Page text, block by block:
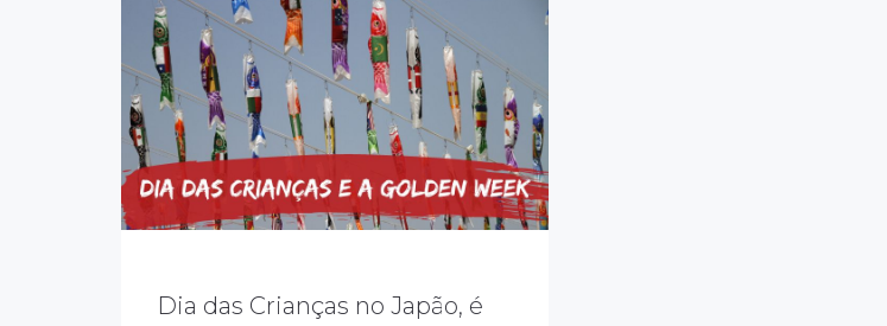
Dia das Crianças no Japão, é
fica enfeitado com os koinobori,